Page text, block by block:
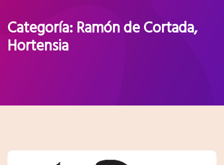
Categoría:Ramón de Cortada,
Hortensia